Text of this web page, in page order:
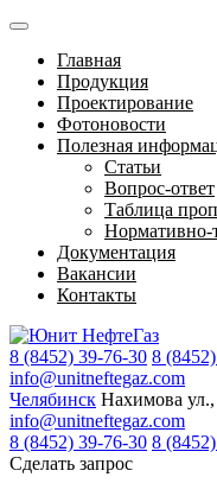
Главная
Продукция
Проектирование
Фотоновости
Полезная
Статьи
Вопрос-ответ
Таблица
Нормативно-
Документация
Вакансии
Контакты
8 (8452) 39-76-30 8
info@unitneftegaz.com
Челябинск Нахимова
info@unitneftegaz.com
8 (8452) 39-76-30 8
Сделать запрос